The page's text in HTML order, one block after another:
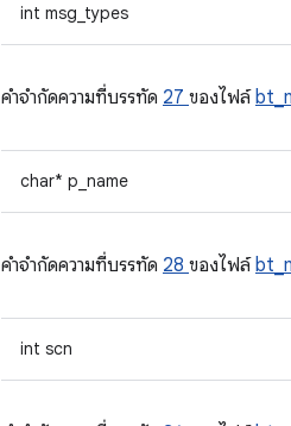
int msg_types
คําจํากัดความที่บรรทัด 27 ของไฟล์
char* p_name
คําจํากัดความที่บรรทัด 28 ของไฟล์
int scn